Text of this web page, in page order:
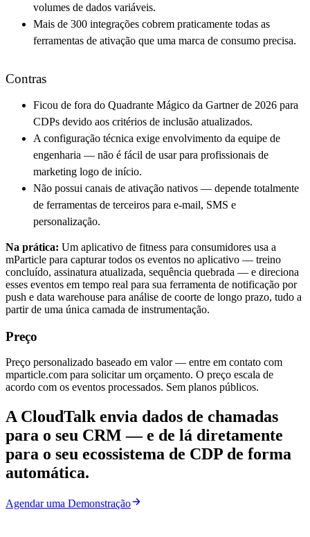
volumes de dados variáveis.
Mais de 300 integrações cobrem praticamente todas as
ferramentas de ativação que uma marca de consumo precisa.
Contras
Ficou de fora do Quadrante Mágico da Gartner de 2026 para
CDPs devido aos critérios de inclusão atualizados.
A configuração técnica exige envolvimento da equipe de
engenharia — não é fácil de usar para profissionais de
marketing logo de início.
Não possui canais de ativação nativos — depende totalmente
de ferramentas de terceiros para e-mail, SMS e
personalização.
Na prática: Um aplicativo de fitness para consumidores usa a
mParticle para capturar todos os eventos no aplicativo — treino
concluído, assinatura atualizada, sequência quebrada — e direciona
esses eventos em tempo real para sua ferramenta de notificação por
push e data warehouse para análise de coorte de longo prazo, tudo a
partir de uma única camada de instrumentação.
Preço
Preço personalizado baseado em valor — entre em contato com
mparticle.com para solicitar um orçamento. O preço escala de
acordo com os eventos processados. Sem planos públicos.
A CloudTalk envia dados de chamadas
para o seu CRM — e de lá diretamente
para o seu ecossistema de CDP de forma
automática.
Agendar uma Demonstração